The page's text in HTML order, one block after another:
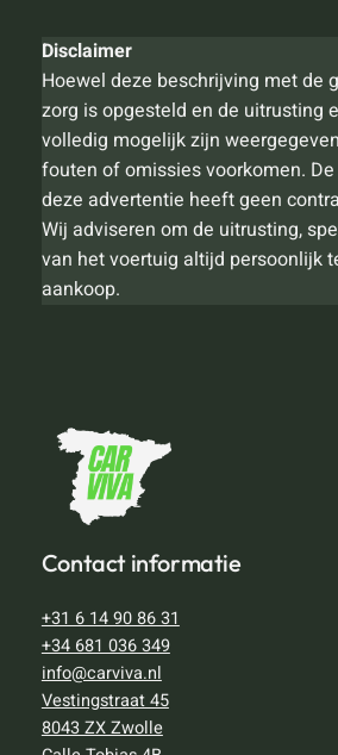
Disclaimer
Hoewel deze beschrijving met de
zorg is opgesteld en de uitrusting
volledig mogelijk zijn
fouten of omissies voorkomen.
deze advertentie heeft geen
Wij adviseren om de uitrusting,
van het voertuig altijd persoonlijk
aankoop.
Contact informatie
+31 6 14 90 86 31
+34 681 036 349
info@carviva.nl
Vestingstraat 45
8043 ZX Zwolle